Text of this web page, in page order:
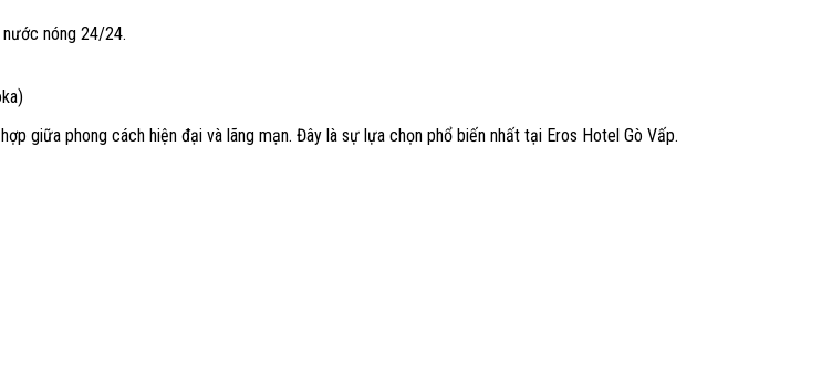
nóng 24/24.
giữa phong cách hiện đại và lãng mạn. Đây là sự lựa chọn phổ biến nhất tại Eros Hotel Gò Vấp.